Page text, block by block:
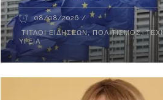
08/08/2026
ΤΊΤΛΟΙ ΕΙΔΉΣΕΩΝ , ΠΟΛΙΤΙΣΜΌΣ,
ΥΓΕΊΑ